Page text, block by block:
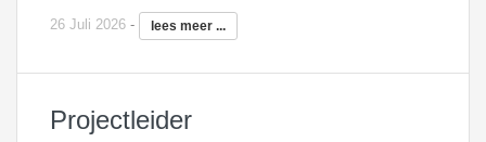
26 Juli 2026 - lees meer ...
Projectleider